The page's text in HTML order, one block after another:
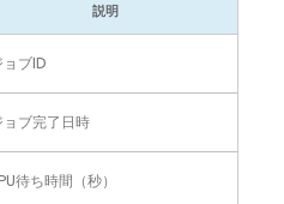
説明
ョブID
ョブ完了日時
待ち時間（秒）